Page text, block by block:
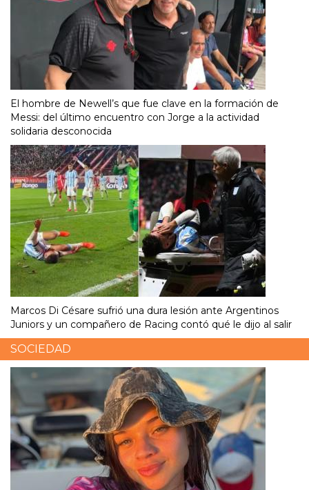
El hombre de Newell’s que fue clave en la formación de
Messi: del último encuentro con Jorge a la actividad
solidaria desconocida
Marcos Di Césare sufrió una dura lesión ante Argentinos
Juniors y un compañero de Racing contó qué le dijo al salir
SOCIEDAD